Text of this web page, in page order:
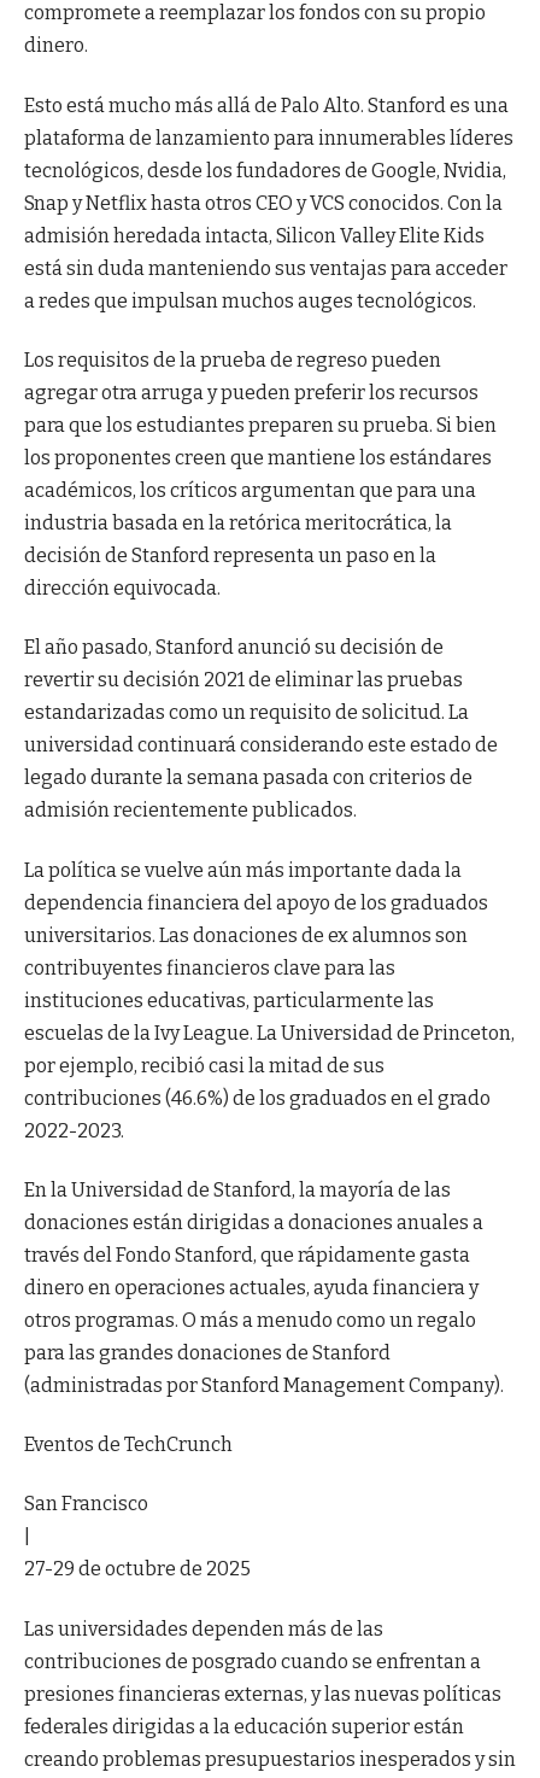
compromete a reemplazar los fondos con su propio
dinero.
Esto está mucho más allá de Palo Alto. Stanford es una
plataforma de lanzamiento para innumerables líderes
tecnológicos, desde los fundadores de Google, Nvidia,
Snap y Netflix hasta otros CEO y VCS conocidos. Con la
admisión heredada intacta, Silicon Valley Elite Kids
está sin duda manteniendo sus ventajas para acceder
a redes que impulsan muchos auges tecnológicos.
Los requisitos de la prueba de regreso pueden
agregar otra arruga y pueden preferir los recursos
para que los estudiantes preparen su prueba. Si bien
los proponentes creen que mantiene los estándares
académicos, los críticos argumentan que para una
industria basada en la retórica meritocrática, la
decisión de Stanford representa un paso en la
dirección equivocada.
El año pasado, Stanford anunció su decisión de
revertir su decisión 2021 de eliminar las pruebas
estandarizadas como un requisito de solicitud. La
universidad continuará considerando este estado de
legado durante la semana pasada con criterios de
admisión recientemente publicados.
La política se vuelve aún más importante dada la
dependencia financiera del apoyo de los graduados
universitarios. Las donaciones de ex alumnos son
contribuyentes financieros clave para las
instituciones educativas, particularmente las
escuelas de la Ivy League. La Universidad de Princeton,
por ejemplo, recibió casi la mitad de sus
contribuciones (46.6%) de los graduados en el grado
2022-2023.
En la Universidad de Stanford, la mayoría de las
donaciones están dirigidas a donaciones anuales a
través del Fondo Stanford, que rápidamente gasta
dinero en operaciones actuales, ayuda financiera y
otros programas. O más a menudo como un regalo
para las grandes donaciones de Stanford
(administradas por Stanford Management Company).
Eventos de TechCrunch
San Francisco
27-29 de octubre de 2025
Las universidades dependen más de las
contribuciones de posgrado cuando se enfrentan a
presiones financieras externas, y las nuevas políticas
federales dirigidas a la educación superior están
creando problemas presupuestarios inesperados y sin